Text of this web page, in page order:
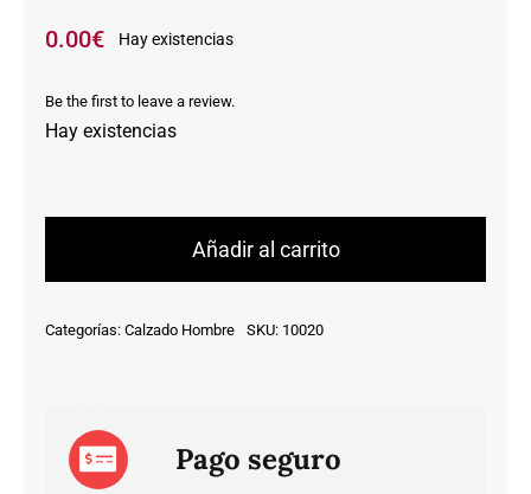
0.00€ Hay existencias
Be the first to leave a review.
Hay existencias
cantidad
Añadir al carrito
Categorías: Calzado Hombre SKU: 10020
Pago seguro